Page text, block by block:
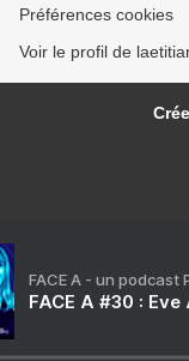
Préférences cookies
Voir le profil de
FACE A - un podcast
FACE A #30 :